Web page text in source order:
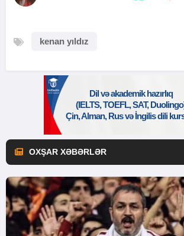
kenan yıldız
OXŞAR XƏBƏRLƏR